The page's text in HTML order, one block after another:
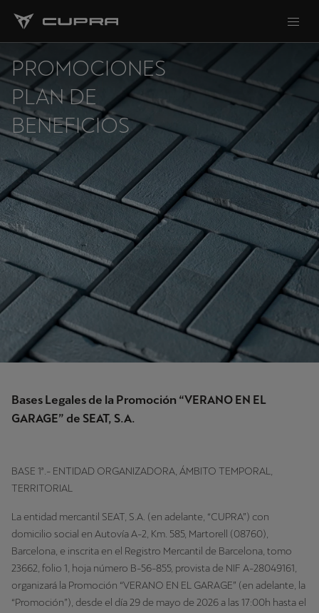
PROMOCIONES
PLAN DE
BENEFICIOS
Bases Legales de la Promoción “VERANO EN EL
GARAGE” de SEAT, S.A.
BASE 1ª.- ENTIDAD ORGANIZADORA, ÁMBITO TEMPORAL,
TERRITORIAL
La entidad mercantil SEAT, S.A. (en adelante, “CUPRA”) con
domicilio social en Autovía A-2, Km. 585, Martorell (08760),
Barcelona, e inscrita en el Registro Mercantil de Barcelona, tomo
23662, folio 1, hoja número B-56-855, provista de NIF A-28049161,
organizará la Promoción “VERANO EN EL GARAGE” (en adelante, la
“Promoción”), desde el día 29 de mayo de 2026 a las 17:00h hasta el